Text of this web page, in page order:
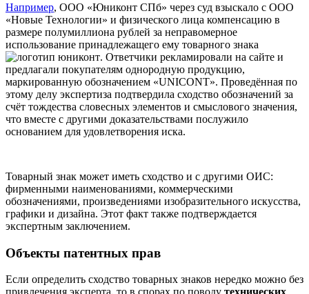
Например, ООО «Юниконт СПб» через суд взыскало с ООО
«Новые Технологии» и физического лица компенсацию в
размере полумиллиона рублей за неправомерное
использование принадлежащего ему товарного знака
. Ответчики рекламировали на сайте и
предлагали покупателям однородную продукцию,
маркированную обозначением «UNICONT». Проведённая по
этому делу экспертиза подтвердила сходство обозначений за
счёт тождества словесных элементов и смыслового значения,
что вместе с другими доказательствами послужило
основанием для удовлетворения иска.
Товарный знак может иметь сходство и с другими ОИС:
фирменными наименованиями, коммерческими
обозначениями, произведениями изобразительного искусства,
графики и дизайна. Этот факт также подтверждается
экспертным заключением.
Объекты патентных прав
Если определить сходство товарных знаков нередко можно без